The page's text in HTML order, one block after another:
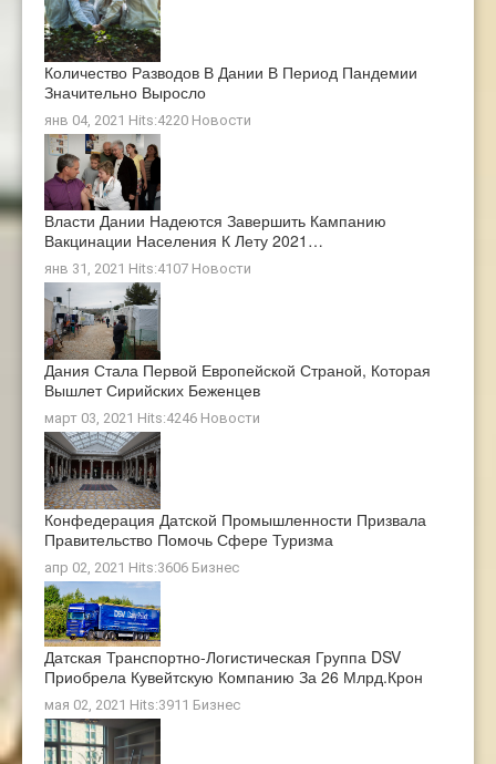
Количество Разводов В Дании В Период Пандемии
Значительно Выросло
янв 04, 2021 Hits:4220 Новости
Власти Дании Надеются Завершить Кампанию
Вакцинации Населения К Лету 2021…
янв 31, 2021 Hits:4107 Новости
Дания Стала Первой Европейской Страной, Которая
Вышлет Сирийских Беженцев
март 03, 2021 Hits:4246 Новости
Конфедерация Датской Промышленности Призвала
Правительство Помочь Сфере Туризма
апр 02, 2021 Hits:3606 Бизнес
Датская Транспортно-Логистическая Группа DSV
Приобрела Кувейтскую Компанию За 26 Млрд.крон
мая 02, 2021 Hits:3911 Бизнес